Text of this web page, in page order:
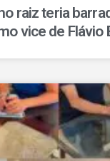
raiz teria
vice de Flávio